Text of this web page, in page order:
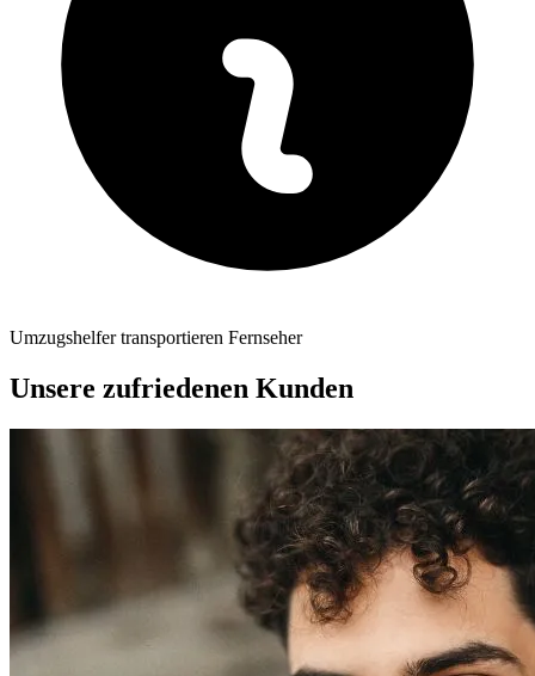
Umzugshelfer transportieren Fernseher
Unsere zufriedenen Kunden